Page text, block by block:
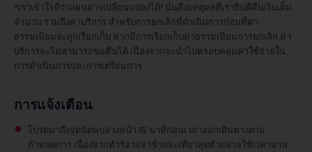
*เราเข้าใจดีว่าแผนอาจเปลี่ยนแปลงได้! นั่นคือเหตุผลที่เรายินดีคืนเงินเต็ม
จำนวน รวมถึงค่าบริการ สำหรับการยกเลิกที่ดำเนินการก่อนที่ค่า
ธรรมเนียมจะถูกเรียกเก็บ หากมีการเรียกเก็บค่าธรรมเนียมการยกเลิก ค่า
บริการจะไม่สามารถขอคืนได้ เนื่องจากจะนำไปครอบคลุมค่าใช้จ่ายใน
การดำเนินการและการเตรียมการ
การแจ้งเตือน
โปรดมาถึงจุดนัดพบล่วงหน้า 15 นาทีก่อนเวลาออกเดินทางตาม
กำหนดการ เนื่องจากทัวร์อาจล่าช้าและเที่ยวสุดท้ายอาจใช้เวลานาน